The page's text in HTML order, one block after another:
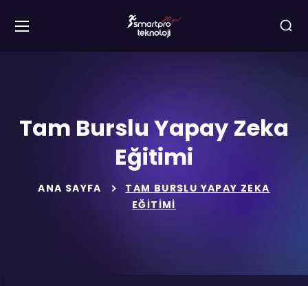
Tam Burslu Yapay Zeka
Eğitimi
ANA SAYFA
TAM BURSLU YAPAY ZEKA
EĞITIMI